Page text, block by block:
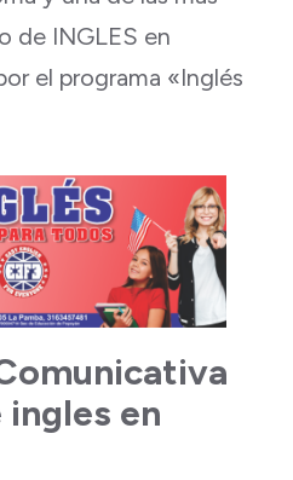
de INGLES en
el programa «Inglés
ingles en